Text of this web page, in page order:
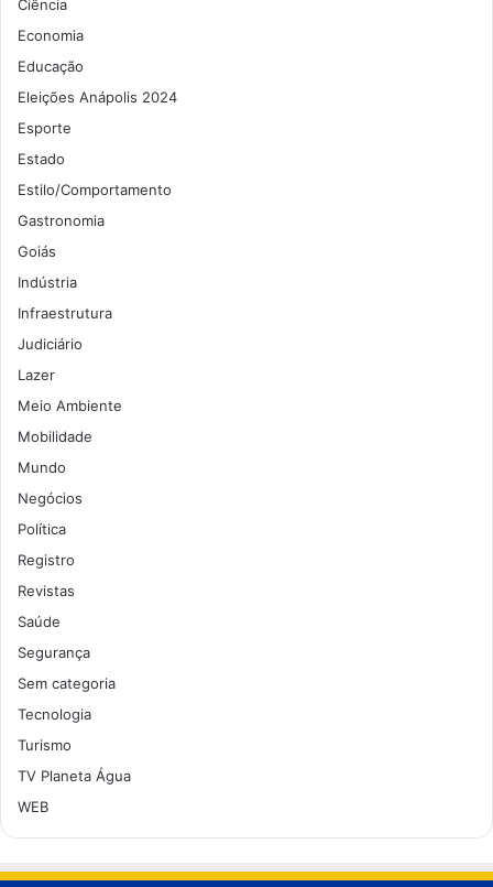
Ciência
Economia
Educação
Eleições Anápolis 2024
Esporte
Estado
Estilo/Comportamento
Gastronomia
Goiás
Indústria
Infraestrutura
Judiciário
Lazer
Meio Ambiente
Mobilidade
Mundo
Negócios
Política
Registro
Revistas
Saúde
Segurança
Sem categoria
Tecnologia
Turismo
TV Planeta Água
WEB